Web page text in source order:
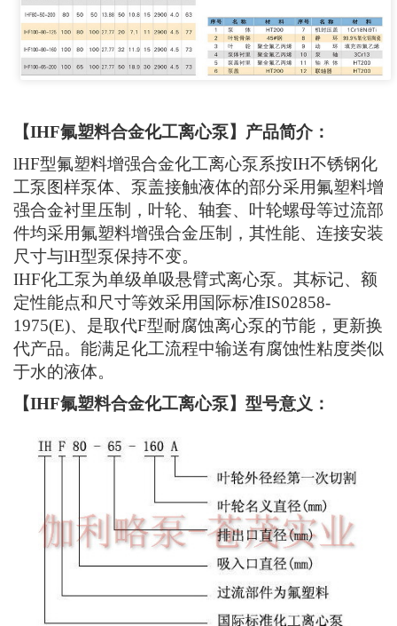
【IHF氟塑料合金化工离心泵】产品简介：
lHF型氟塑料增强合金化工离心泵系按IH不锈钢化
工泵图样泵体、泵盖接触液体的部分采用氟塑料增
强合金衬里压制，叶轮、轴套、叶轮螺母等过流部
件均采用氟塑料增强合金压制，其性能、连接安装
尺寸与lH型泵保持不变。
IHF化工泵为单级单吸悬臂式离心泵。其标记、额
定性能点和尺寸等效采用国际标准IS02858-
1975(E)、是取代F型耐腐蚀离心泵的节能，更新换
代产品。能满足化工流程中输送有腐蚀性粘度类似
于水的液体。
【IHF氟塑料合金化工离心泵】型号意义：